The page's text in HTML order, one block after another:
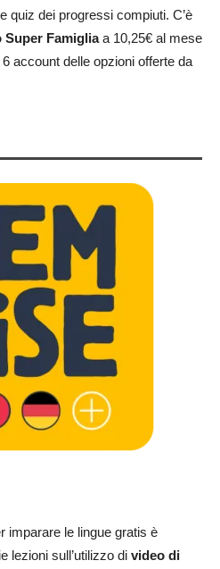
quiz dei progressi compiuti. C’è
Super Famigliaa 10,25€ al mese
account delle opzioni offerte da
imparare le lingue gratis è
lezioni sull’utilizzo di video di